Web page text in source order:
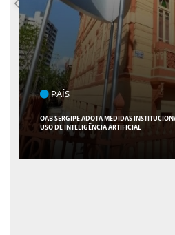
POLÍTICA
FLÁVIO CONFIRMA 47 APOIOS AO SENADO;